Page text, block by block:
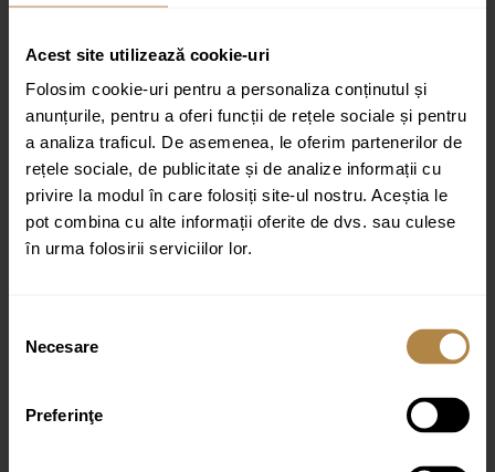
Acest site utilizează cookie-uri
Folosim cookie-uri pentru a personaliza conținutul și
anunțurile, pentru a oferi funcții de rețele sociale și pentru
a analiza traficul. De asemenea, le oferim partenerilor de
rețele sociale, de publicitate și de analize informații cu
privire la modul în care folosiți site-ul nostru. Aceștia le
pot combina cu alte informații oferite de dvs. sau culese
în urma folosirii serviciilor lor.
consimțământului
Necesare
Preferinţe
Tula auriu”
Adresa ta de email nu va fi publicată. Câmpurile obligatorii sunt
marcate cu*
Evaluarea ta
Recenzia ta
Email*